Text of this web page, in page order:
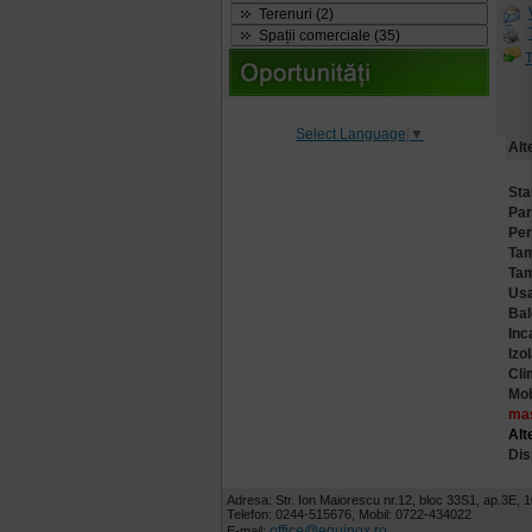
Terenuri (2)
Spații comerciale (35)
Select Language ▼
Adresa: Str. Ion Maiorescu nr.12, bloc 33S1, ap.3E,
Telefon: 0244-515676, Mobil: 0722-434022